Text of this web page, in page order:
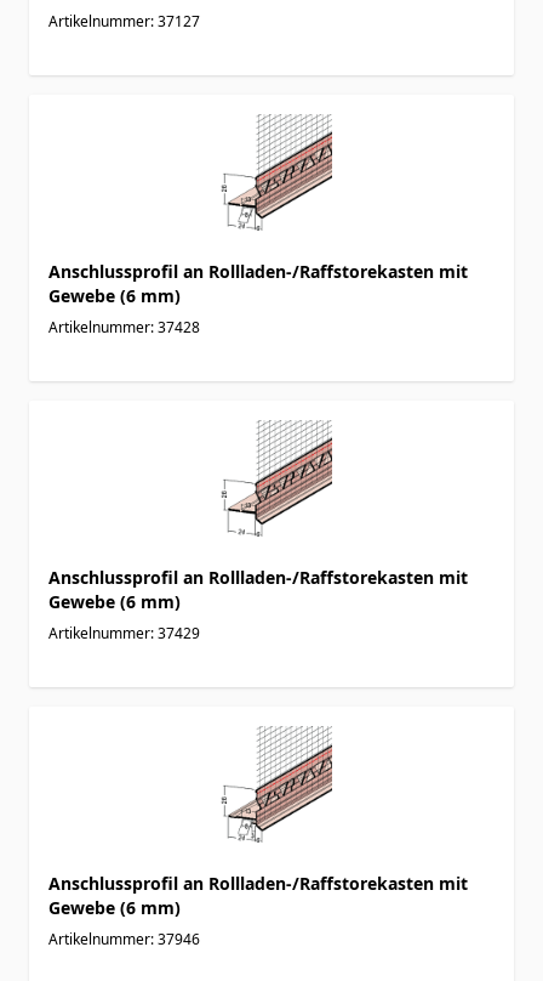
Artikelnummer: 37127
Anschlussprofil an Rollladen-/Raffstorekasten mit
Gewebe (6 mm)
Artikelnummer: 37428
Anschlussprofil an Rollladen-/Raffstorekasten mit
Gewebe (6 mm)
Artikelnummer: 37429
Anschlussprofil an Rollladen-/Raffstorekasten mit
Gewebe (6 mm)
Artikelnummer: 37946